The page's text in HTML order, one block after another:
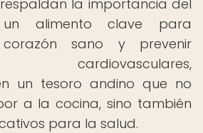
la importancia del
alimento clave para
sano y prevenir
cardiovasculares,
un tesoro andino que no
a la cocina, sino también
para la salud.